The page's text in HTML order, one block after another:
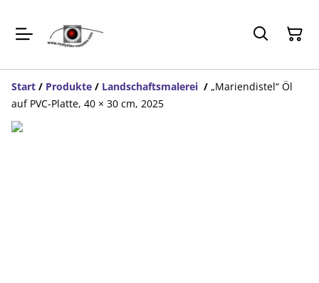
Start / Produkte / Landschaftsmalerei / „Mariendistel“ Öl
auf PVC-Platte, 40 × 30 cm, 2025